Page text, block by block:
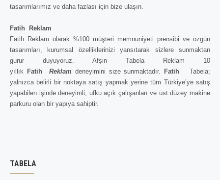
tasarımlarımız ve daha fazlası için bize ulaşın.
Fatih
Reklam
Fatih Reklam olarak %100 müşteri memnuniyeti prensibi ve özgün
tasarımları, kurumsal özelliklerinizi yansıtarak sizlere sunmaktan
gurur duyuyoruz. Afşin Tabela Reklam 10
yıllık Fatih Reklam deneyimini size sunmaktadır. FatihTabela;
yalnızca belirli bir noktaya satış yapmak yerine tüm Türkiye’ye satış
yapabilen işinde deneyimli, ufku açık çalışanları ve üst düzey makine
parkuru olan bir yapıya sahiptir.
TABELA